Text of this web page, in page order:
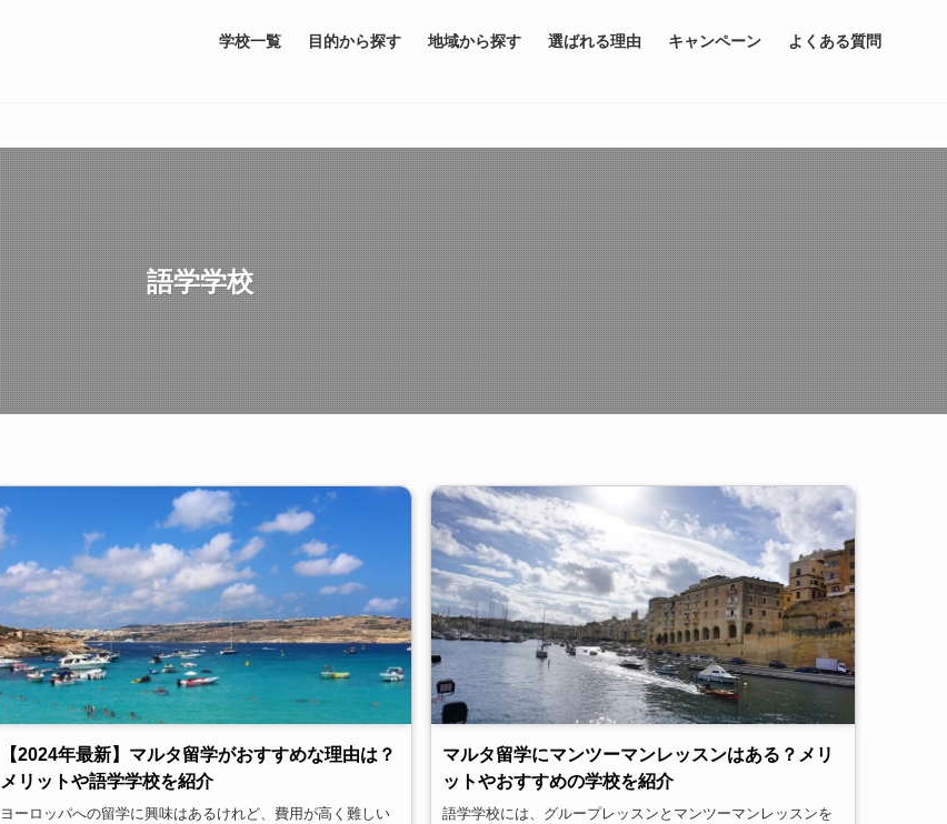
学校一覧 目的から探す 地域から探す 選ばれる理由 キャンペーン よくある質問
語学学校
【2024年最新】マルタ留学がおすすめな理由は？
メリットや語学学校を紹介
ヨーロッパへの留学に興味はあるけれど、費用が高く難しい
マルタ留学にマンツーマンレッスンはある？メリ
ットやおすすめの学校を紹介
語学学校には、グループレッスンとマンツーマンレッスンを